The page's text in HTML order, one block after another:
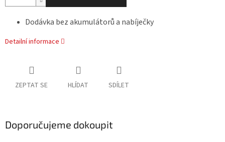
Dodávka bez akumulátorů a nabíječky
Detailní informace
ZEPTAT SE HLÍDAT SDÍLET
Doporučujeme dokoupit